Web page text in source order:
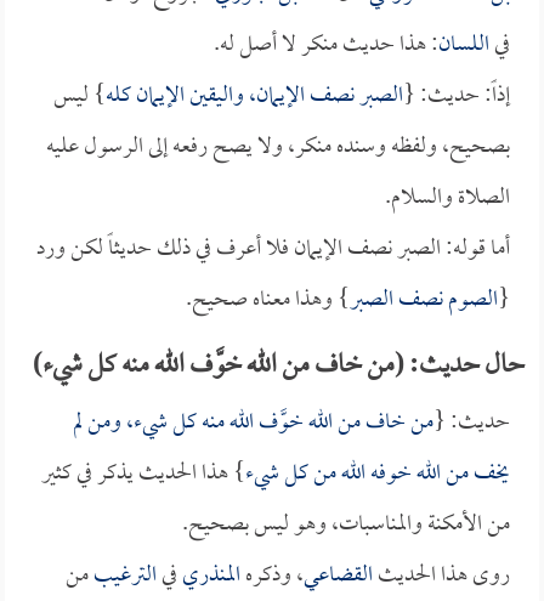
فياللسان: هذا حديث منكر لا أصل له.
إذاً: حديث: {الصبر نصف الإيمان، واليقين الإيمان كله} ليس
بصحيح، ولفظه وسنده منكر، ولا يصح رفعه إلى الرسول عليه
الصلاة والسلام.
أما قوله: الصبر نصف الإيمان فلا أعرف في ذلك حديثاً لكن ورد
{الصوم نصف الصبر} وهذا معناه صحيح.
حال حديث: (من خاف من الله خوَّف الله منه كل شيء)
حديث: {من خاف من الله خوَّف الله منه كل شيء، ومن لم
يخف من الله خوفه الله من كل شيء} هذا الحديث يذكر في كثير
من الأمكنة والمناسبات، وهو ليس بصحيح.
روى هذا الحديثالقضاعي، وذكرهالمنذريفيالترغيبمن